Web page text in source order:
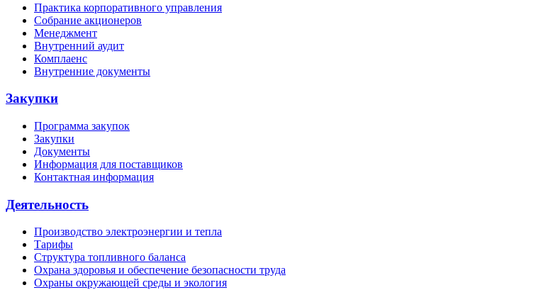
Практика корпоративного управления
Собрание акционеров
Менеджмент
Внутренний аудит
Комплаенс
Внутренние документы
Закупки
Программа закупок
Закупки
Документы
Информация для поставщиков
Контактная информация
Деятельность
Производство электроэнергии и тепла
Тарифы
Структура топливного баланса
Охрана здоровья и обеспечение безопасности труда
Охраны окружающей среды и экология